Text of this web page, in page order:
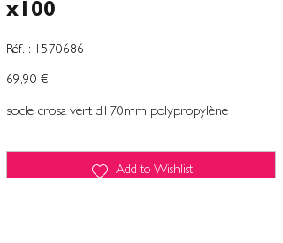
x100
Réf. :
SKU
1570686
1570686
Preço
69,90 €
socle crosa vert d170mm polypropylène
Add to Wishlist